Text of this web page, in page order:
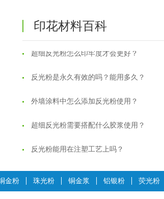
印花材料百科
油性反光粉怎么印花效果最好？
金粉 珠光粉 铜金浆 铝银粉 荧光粉